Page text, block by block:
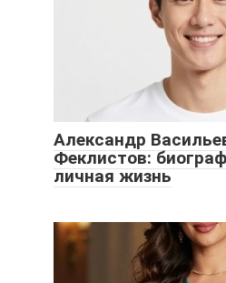
Александр
Феклистов:
личная жизнь